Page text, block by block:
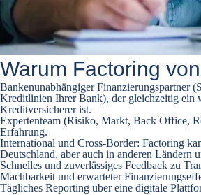
Warum Factoring
Bankenunabhängiger Finanzierungspartner
Kreditlinien Ihrer Bank), der gleichzeitig ein
Kreditversicherer ist.
Expertenteam (Risiko, Markt, Back Office,
Erfahrung.
International und Cross-Border: Factoring
Deutschland, aber auch in anderen Ländern
Schnelles und zuverlässiges Feedback zu
Machbarkeit und erwarteter
Tägliches Reporting über eine digitale